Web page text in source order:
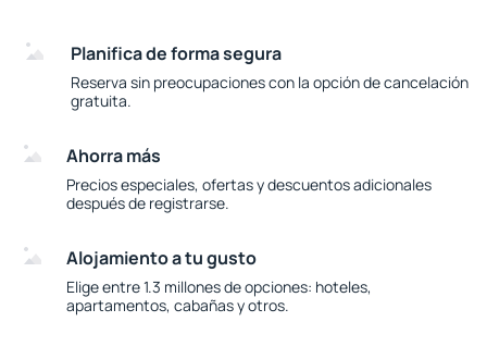
Planifica de forma segura
Reserva sin preocupaciones con la opción de cancelación
gratuita.
Ahorra más
Precios especiales, ofertas y descuentos adicionales
después de registrarse.
Alojamiento a tu gusto
Elige entre 1.3 millones de opciones: hoteles,
apartamentos, cabañas y otros.